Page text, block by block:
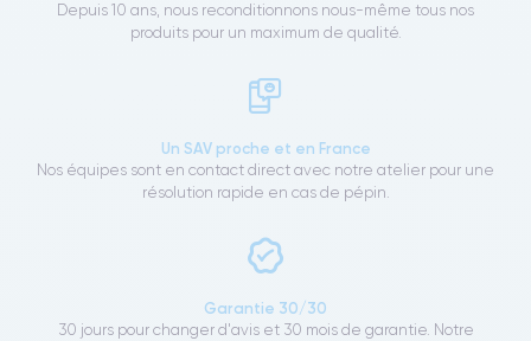
Depuis 10 ans, nous reconditionnons nous-même tous nos
produits pour un maximum de qualité.
Un SAV proche et en France
Nos équipes sont en contact direct avec notre atelier pour une
résolution rapide en cas de pépin.
Garantie 30/30
30 jours pour changer d'avis et 30 mois de garantie. Notre